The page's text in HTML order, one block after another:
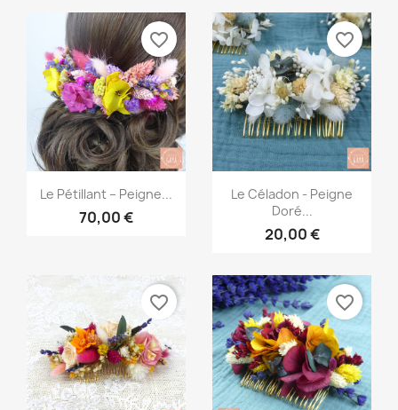
Aperçu rapide
Le Pétillant – Peigne...
70,00 €
favorite_border
Aperçu rapide
Le Céladon - Peigne
Doré...
20,00 €
favorite_border
favorite_border favorite_border